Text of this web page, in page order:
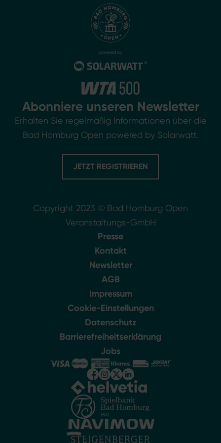
Abonniere unseren Newsletter
Erhalten Sie regelmäßig Informationen über die
Bad Homburg Open powered by Solarwatt.
JETZT REGISTRIEREN
Copyright 2023 © Bad Homburg Open
Veranstaltungs-GmbH
Presse
Kontakt
Newsletter
AGB
Impressum
Cookie-Einstellungen
Datenschutz
Barrierefreiheitserklärung
Jobs